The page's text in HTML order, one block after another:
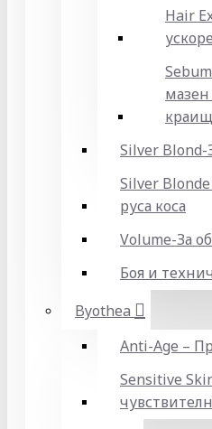
Hair
мазен
Silver Blond-
Silver Blonde
руса коса
Volume-За
Боя и
Byothea
Anti-Age –
Sensitive